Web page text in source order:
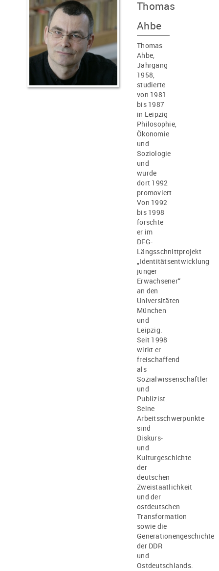
Thomas
Ahbe
Thomas
Ahbe,
Jahrgang
1958,
studierte
von 1981
bis 1987
in Leipzig
Philosophie,
Ökonomie
und
Soziologie
und
wurde
dort 1992
promoviert.
Von 1992
bis 1998
forschte
er im
DFG-
Längsschnittprojekt
„Identitätsentwicklung
junger
Erwachsener“
an den
Universitäten
München
und
Leipzig.
Seit 1998
wirkt er
freischaffend
als
Sozialwissenschaftler
und
Publizist.
Seine
Arbeitsschwerpunkte
sind
Diskurs-
und
Kulturgeschichte
der
deutschen
Zweistaatlichkeit
und der
ostdeutschen
Transformation
sowie die
Generationengeschichte
der DDR
und
Ostdeutschlands.